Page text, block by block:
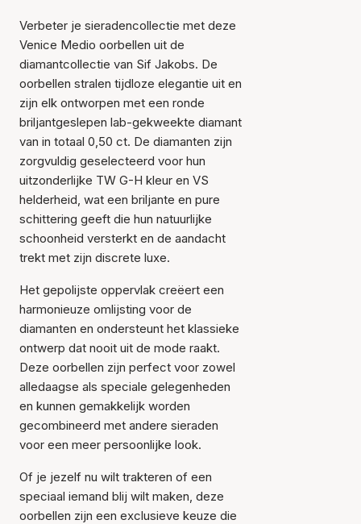
Item is toegevoegd aan
het winkelmandje
Verbeter je sieradencollectie met deze
Venice Medio oorbellen uit de
diamantcollectie van Sif Jakobs. De
oorbellen stralen tijdloze elegantie uit en
zijn elk ontworpen met een ronde
briljantgeslepen lab-gekweekte diamant
van in totaal 0,50 ct. De diamanten zijn
zorgvuldig geselecteerd voor hun
uitzonderlijke TW G-H kleur en VS
helderheid, wat een briljante en pure
schittering geeft die hun natuurlijke
schoonheid versterkt en de aandacht
trekt met zijn discrete luxe.
Het gepolijste oppervlak creëert een
harmonieuze omlijsting voor de
diamanten en ondersteunt het klassieke
ontwerp dat nooit uit de mode raakt.
Deze oorbellen zijn perfect voor zowel
alledaagse als speciale gelegenheden
en kunnen gemakkelijk worden
gecombineerd met andere sieraden
voor een meer persoonlijke look.
Of je jezelf nu wilt trakteren of een
speciaal iemand blij wilt maken, deze
oorbellen zijn een exclusieve keuze die